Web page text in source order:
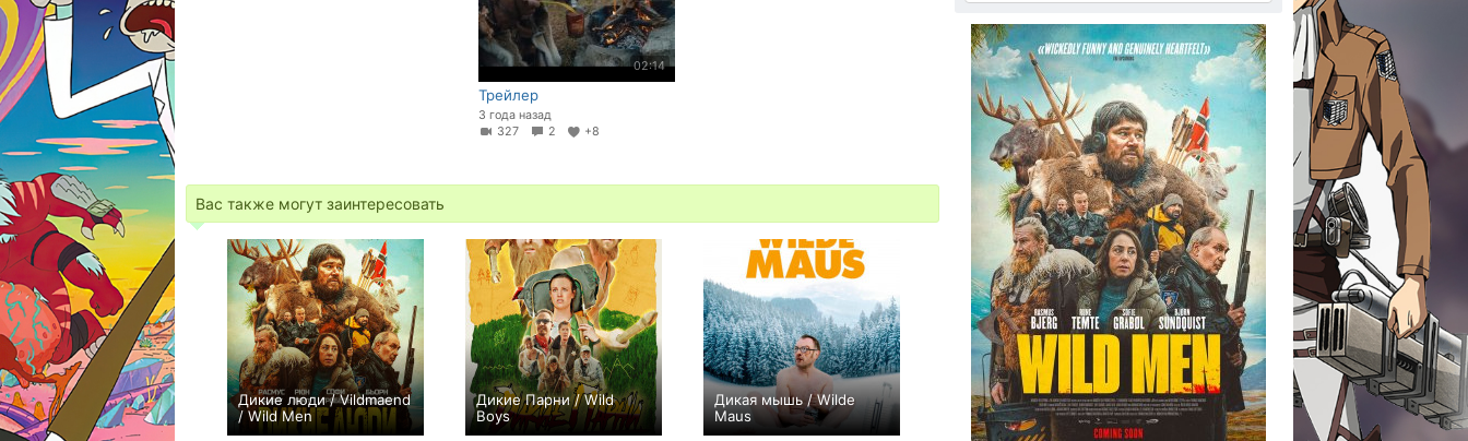
02:14
Трейлер
3 года назад
327
2 +8
Вас также могут заинтересовать
Дикие люди / Vildmaend
/ Wild Men
−1
Дикие Парни / Wild
Boys
0
Дикая мышь / Wilde
Maus
0